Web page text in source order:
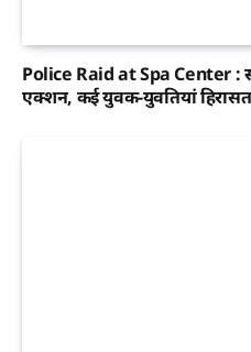
Police Raid at Spa Center :
एक्शन, कई युवक-युवतियां